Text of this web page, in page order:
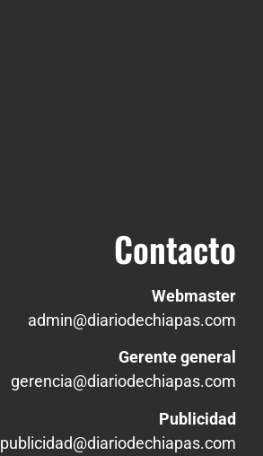
Contacto
Webmaster
admin@diariodechiapas.com
Gerente general
gerencia@diariodechiapas.com
Publicidad
publicidad@diariodechiapas.com